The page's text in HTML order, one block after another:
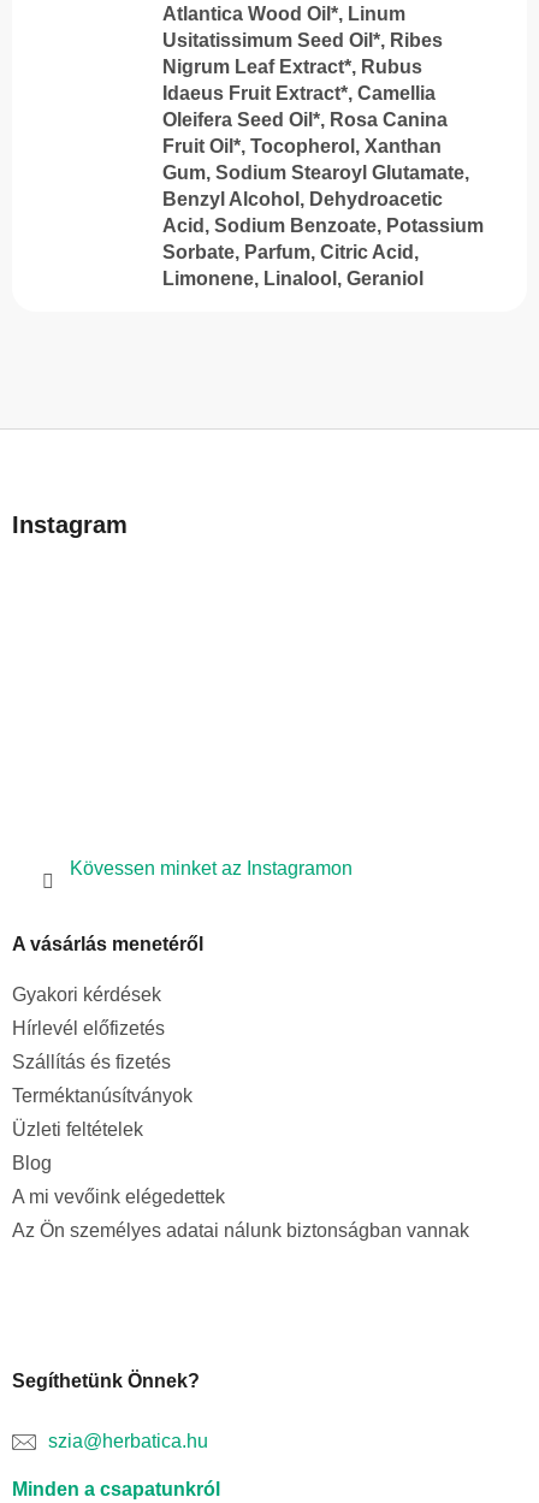
Atlantica Wood Oil*, Linum
Usitatissimum Seed Oil*, Ribes
Nigrum Leaf Extract*, Rubus
Idaeus Fruit Extract*, Camellia
Oleifera Seed Oil*, Rosa Canina
Fruit Oil*, Tocopherol, Xanthan
Gum, Sodium Stearoyl Glutamatе,
Benzyl Alcohol, Dehydroacetic
Acid, Sodium Benzoate, Potassium
Sorbate, Parfum, Citric Acid,
Limonene, Linalool, Geraniol
bInstagram
Kövessen minket az Instagramon
A vásárlás menetéről
Gyakori kérdések
Hírlevél előfizetés
Szállítás és fizetés
Terméktanúsítványok
Üzleti feltételek
Blog
A mi vevőink elégedettek
Az Ön személyes adatai nálunk biztonságban vannak
Segíthetünk Önnek?
szia@herbatica.hu
Minden a csapatunkról